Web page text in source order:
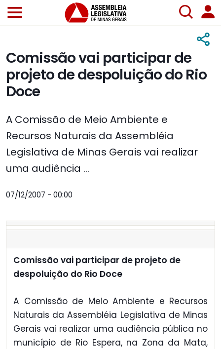
Comissão vai participar de
projeto de despoluição do Rio
Doce
A Comissão de Meio Ambiente e
Recursos Naturais da Assembléia
Legislativa de Minas Gerais vai realizar
uma audiência ...
07/12/2007 - 00:00
Comissão vai participar de projeto de
despoluição do Rio Doce
A Comissão de Meio Ambiente e Recursos
Naturais da Assembléia Legislativa de Minas
Gerais vai realizar uma audiência pública no
município de Rio Espera, na Zona da Mata,